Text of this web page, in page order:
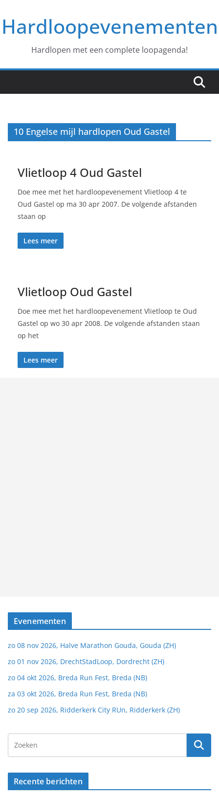
naar
deHardloopevenementen
Hardlopen met een complete loopagenda!
10 Engelse mijl hardlopen Oud Gastel
Vlietloop 4 Oud Gastel
Doe mee met het hardloopevenement Vlietloop 4 te
Oud Gastel op ma 30 apr 2007. De volgende afstanden
staan op
Lees meer
Vlietloop Oud Gastel
Doe mee met het hardloopevenement Vlietloop te Oud
Gastel op wo 30 apr 2008. De volgende afstanden staan
op het
Lees meer
Evenementen
zo 08 nov 2026, Halve Marathon Gouda, Gouda (ZH)
zo 01 nov 2026, DrechtStadLoop, Dordrecht (ZH)
zo 04 okt 2026, Breda Run Fest, Breda (NB)
za 03 okt 2026, Breda Run Fest, Breda (NB)
zo 20 sep 2026, Ridderkerk City RUn, Ridderkerk (ZH)
Recente berichten